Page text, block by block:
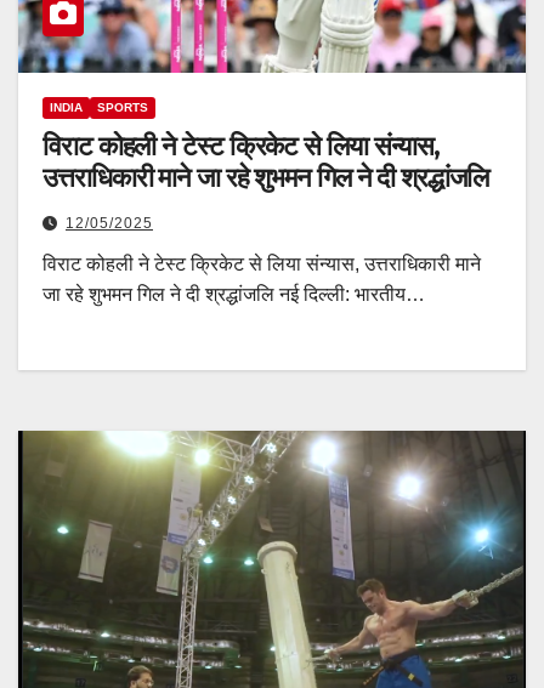
INDIA SPORTS
विराट कोहली ने टेस्ट क्रिकेट से लिया संन्यास,
उत्तराधिकारी माने जा रहे शुभमन गिल ने दी श्रद्धांजलि
12/05/2025
विराट कोहली ने टेस्ट क्रिकेट से लिया संन्यास, उत्तराधिकारी माने
जा रहे शुभमन गिल ने दी श्रद्धांजलि नई दिल्ली: भारतीय…